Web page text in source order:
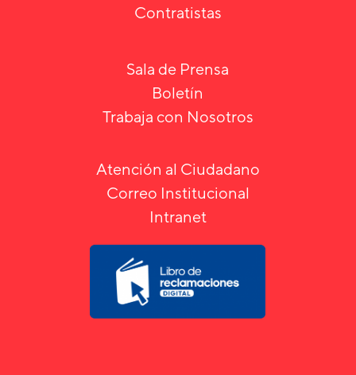
Contratistas
Sala de Prensa
Boletín
Trabaja con Nosotros
Atención al Ciudadano
Correo Institucional
Intranet